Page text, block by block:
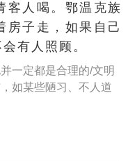
客人喝。鄂温克族
房子走，如果自己
有人照顾。
一定都是合理的/文明
如某些陋习、不人道